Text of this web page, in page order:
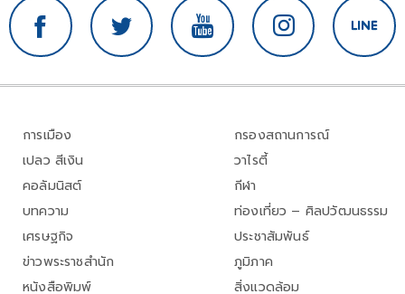
การเมือง
เปลว สีเงิน
คอลัมนิสต์
บทความ
เศรษฐกิจ
ข่าวพระราชสำนัก
หนังสือพิมพ์
กรองสถานการณ์
วาไรตี้
กีฬา
ท่องเที่ยว – ศิลปวัฒนธรรม
ประชาสัมพันธ์
ภูมิภาค
สิ่งแวดล้อม